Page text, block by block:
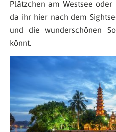
Plätzchen am Westsee
da ihr hier nach dem
und die wunderschönen
könnt.